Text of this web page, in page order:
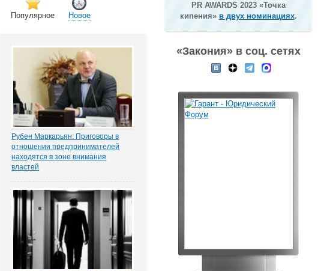
Популярное Новое
Рубен Маркарьян: Приговоры в
отношении предпринимателей
находятся в зоне внимания
властей
известном читателям ЭСМИ
«ЗАКОНИЯ» из журналистского
расследования «Пермский
захват». Владелец сети заправок...
PR AWARDS 2023 «Точка
кипения» в двух номинациях.
«Закония» в соц. сетях